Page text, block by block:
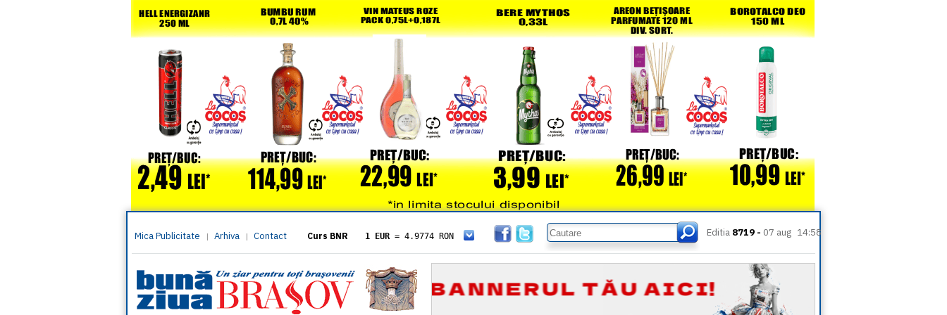
Mica Publicitate | Arhiva | Contact Curs BNR 1 EUR = 4.9774 RON
= 5.8304 RON
1 XAU= 464.4611 RON
1 AED= 1.1933 RON
1 AUD= 2.7957 RON
1 BGN= 2.5449 RON
Editia 8719 - 07 aug 14:58